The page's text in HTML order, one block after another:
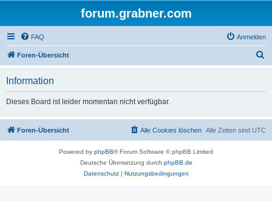
forum.grabner.com
FAQ Anmelden
Foren-Übersicht
Information
Dieses Board ist leider momentan nicht verfügbar.
Foren-Übersicht Alle Zeiten sind UTC
Alle Cookies löschen
Powered by phpBB® Forum Software © phpBB Limited
Deutsche Übersetzung durch phpBB.de
Datenschutz| Nutzungsbedingungen